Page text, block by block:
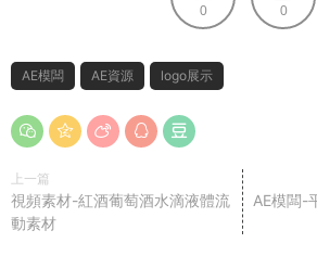
0 0
AE模闆 AE資源 logo展示
上一篇
視頻素材-紅酒葡萄酒水滴液體流
動素材
AE模闆-